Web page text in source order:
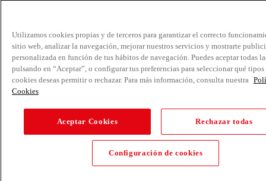
Utilizamos cookies propias y de terceros para garantizar el correcto
sitio web, analizar la navegación, mejorar nuestros servicios y mostrarte
personalizada en función de tus hábitos de navegación. Puedes aceptar todas
pulsando en “Aceptar”, o configurar tus preferencias para seleccionar qué tipos
cookies deseas permitir o rechazar. Para más información, consulta nuestra
Cookies
Aceptar Cookies Rechazar todas
Configuración de cookies